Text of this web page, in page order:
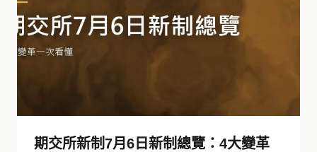
期交所新制7月6日新制總覽：4大變革